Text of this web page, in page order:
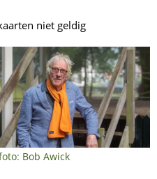
niet geldig
Bob Awick